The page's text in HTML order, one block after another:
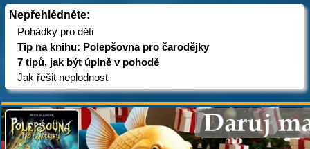
Nepřehlédněte:
Pohádky pro děti
Tip na knihu: Polepšovna pro čarodějky
7 tipů, jak být úplně v pohodě
Jak řešit neplodnost